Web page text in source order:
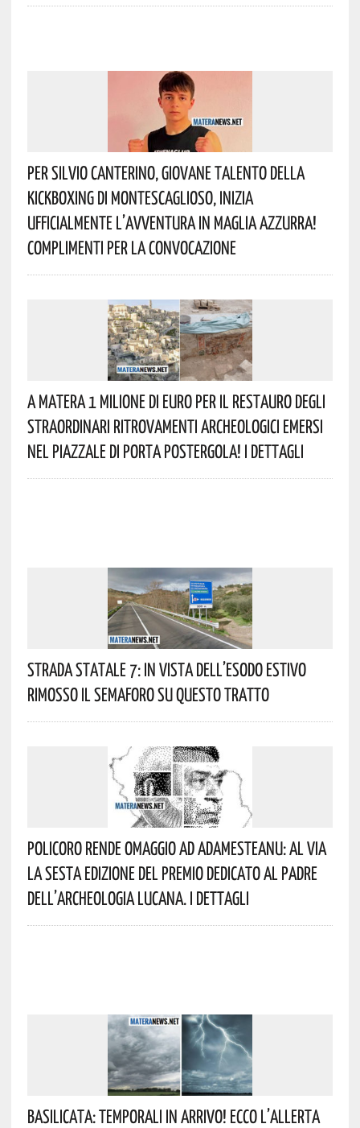
Per Silvio Canterino, Giovane Talento Della
Kickboxing Di Montescaglioso, Inizia
Ufficialmente L’avventura In Maglia Azzurra!
Complimenti Per La Convocazione
A Matera 1 Milione Di Euro Per Il Restauro Degli
Straordinari Ritrovamenti Archeologici Emersi
Nel Piazzale Di Porta Postergola! I Dettagli
Strada Statale 7: In Vista Dell’esodo Estivo
Rimosso Il Semaforo Su Questo Tratto
Policoro Rende Omaggio Ad Adamesteanu: Al Via
La Sesta Edizione Del Premio Dedicato Al Padre
Dell’archeologia Lucana. I Dettagli
Basilicata: Temporali In Arrivo! Ecco L’allerta